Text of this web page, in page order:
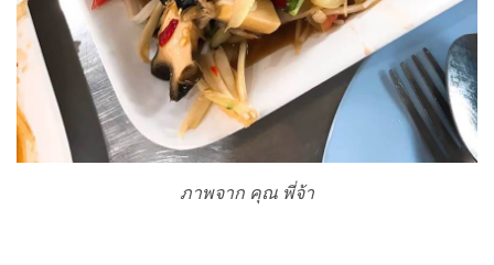
ภาพจาก คุณ พี่จ้า